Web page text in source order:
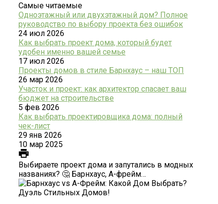
Самые читаемые
Одноэтажный или двухэтажный дом? Полное
руководство по выбору проекта без ошибок
24 июл 2026
Как выбрать проект дома, который будет
удобен именно вашей семье
17 июл 2026
Проекты домов в стиле Барнхаус – наш ТОП
26 мар 2026
Участок и проект: как архитектор спасает ваш
бюджет на строительстве
5 фев 2026
Как выбрать проектировщика дома: полный
чек-лист
29 янв 2026
10 мар 2025
Выбираете проект дома и запутались в модных
названиях? 🤔 Барнхаус, А-фрейм…